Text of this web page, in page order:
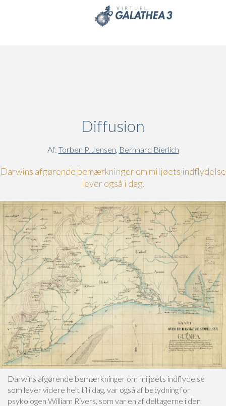
Diffusion
Af: Torben P. Jensen, Bernhard Bierlich
Darwins afgørende bemærkninger om miljøets indflydelse
lever også i dag.
Darwins afgørende bemærkninger om miljøets indflydelse
som lever videre helt til i dag, var også af betydning for
psykologen William Rivers, som var en af deltagerne i den